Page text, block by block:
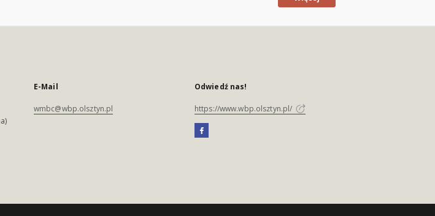
E-Mail
wmbc@wbp.olsztyn.pl
Odwiedź nas!
https://www.wbp.olsztyn.pl/